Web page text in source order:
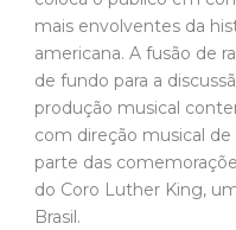
mais envolventes da
americana. A fusão de
de fundo para a
produção musical
com direção musical
parte das
do Coro Luther King,
Brasil.